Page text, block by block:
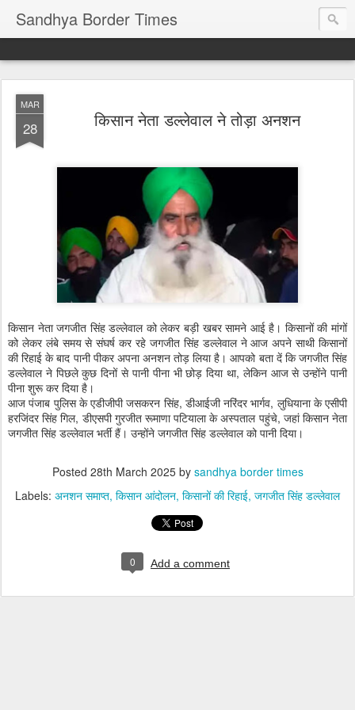
Sandhya Border Times
MAR
28 किसान नेता डल्लेवाल ने तोड़ा अनशन
किसान नेता जगजीत सिंह डल्लेवाल को लेकर बड़ी खबर सामने आई है। किसानों की मांगों
को लेकर लंबे समय से संघर्ष कर रहे जगजीत सिंह डल्लेवाल ने आज अपने साथी किसानों
की रिहाई के बाद पानी पीकर अपना अनशन तोड़ लिया है। आपको बता दें कि जगजीत सिंह
डल्लेवाल ने पिछले कुछ दिनों से पानी पीना भी छोड़ दिया था, लेकिन आज से उन्होंने पानी
पीना शुरू कर दिया है।
आज पंजाब पुलिस के एडीजीपी जसकरन सिंह, डीआईजी नरिंदर भार्गव, लुधियाना के एसीपी
हरजिंदर सिंह गिल, डीएसपी गुरजीत रूमाणा पटियाला के अस्पताल पहुंचे, जहां किसान नेता
जगजीत सिंह डल्लेवाल भर्ती हैं। उन्होंने जगजीत सिंह डल्लेवाल को पानी दिया।
Posted 28th March 2025by sandhya border times
Labels: अनशन समाप्त किसान आंदोलन किसानों की रिहाई जगजीत सिंह डल्लेवाल
0 Add a comment